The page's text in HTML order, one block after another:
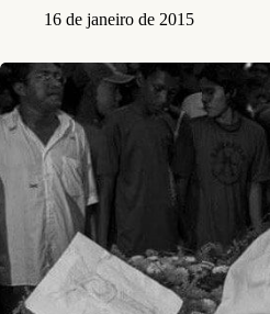
16 de janeiro de 2015